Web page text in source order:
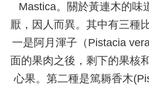
Mastica。關於黃連木的味
厭，因人而異。其中有三種
一是阿月渾子（Pistacia
面的果肉之後，剩下的果核
心果。第二種是篤耨香木